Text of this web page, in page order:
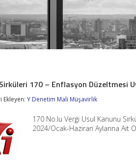
170 – Enflasyon Düzeltmesi
Ekleyen:Y Denetim Mali Müşavirlik
170 No.lu Vergi Usul Kanunu
2024/Ocak-Haziran Aylarına Ait